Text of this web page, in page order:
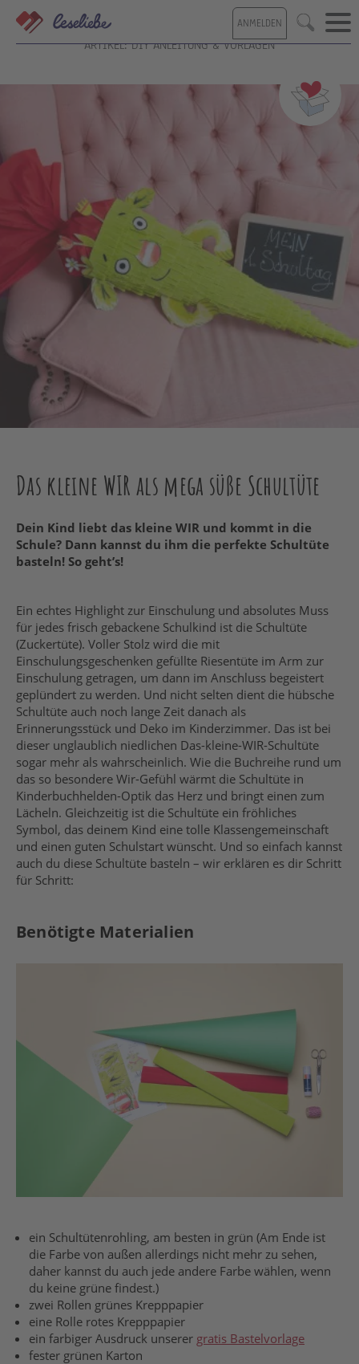
Direkt
zum
Inhalt
ANMELDEN Suche
ARTIKEL: DIY ANLEITUNG & VORLAGEN
Das kleine WIR als mega süße Schultüte
Dein Kind liebt das kleine WIR und kommt in die
Schule? Dann kannst du ihm die perfekte Schultüte
basteln! So geht’s!
Ein echtes Highlight zur Einschulung und absolutes Muss
für jedes frisch gebackene Schulkind ist die Schultüte
(Zuckertüte). Voller Stolz wird die mit
Einschulungsgeschenken gefüllte Riesentüte im Arm zur
Einschulung getragen, um dann im Anschluss begeistert
geplündert zu werden. Und nicht selten dient die hübsche
Schultüte auch noch lange Zeit danach als
Erinnerungsstück und Deko im Kinderzimmer. Das ist bei
dieser unglaublich niedlichen Das-kleine-WIR-Schultüte
sogar mehr als wahrscheinlich. Wie die Buchreihe rund um
das so besondere Wir-Gefühl wärmt die Schultüte in
Kinderbuchhelden-Optik das Herz und bringt einen zum
Lächeln. Gleichzeitig ist die Schultüte ein fröhliches
Symbol, das deinem Kind eine tolle Klassengemeinschaft
und einen guten Schulstart wünscht. Und so einfach kannst
auch du diese Schultüte basteln – wir erklären es dir Schritt
für Schritt:
Benötigte Materialien
ein Schultütenrohling, am besten in grün (Am Ende ist
die Farbe von außen allerdings nicht mehr zu sehen,
daher kannst du auch jede andere Farbe wählen, wenn
du keine grüne findest.)
zwei Rollen grünes Krepppapier
eine Rolle rotes Krepppapier
ein farbiger Ausdruck unserer gratis Bastelvorlage
fester grünen Karton